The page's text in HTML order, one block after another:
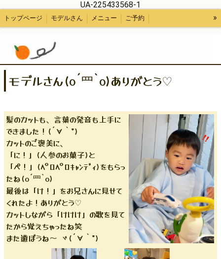
UA-225433568-1
トップページ モデルさん メニュー ご予約 »
モデルさん(o´罒`o)ありがとう♡
髪のカットも、言葉の発音も上手に
できました！(´∀｀*)
カットのご褒美に、
「に！」(人参のお菓子)と
「ぺ！」(ﾍﾟﾛﾍﾟﾛｷｬﾝﾃﾞｨ)をもらっ
たね(o´罒`o)
最後は「け！」をお兄さんに見せて
くれたよ！ありがとう♡
カットしながら「けけけ」の歌を見て
たから覚えちゃったね笑
また遊ぼうね〜 ヾ(´∀｀*)